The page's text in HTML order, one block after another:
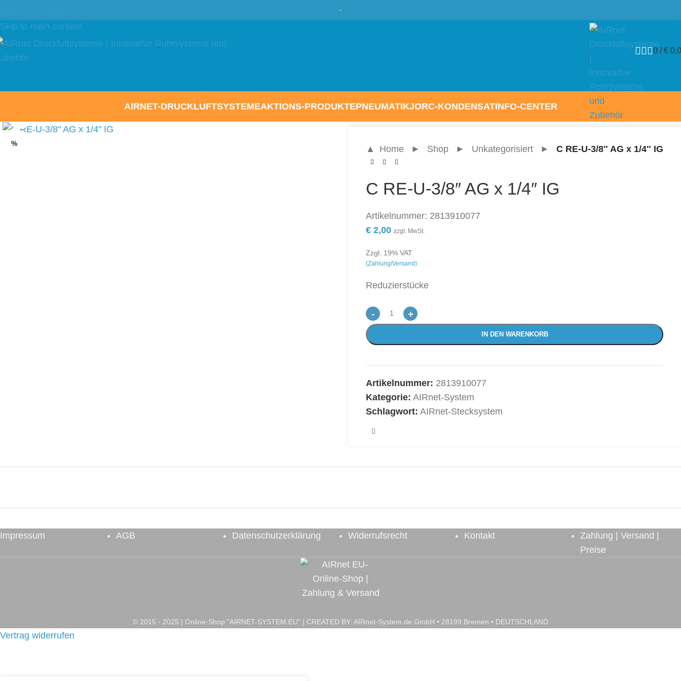
Skip to main content
-
0 / €
AIRNET-DRUCKLUFTSYSTEMEAKTIONS-PRODUKTEPNEUMATIKJORC-KONDENSATINFO-CENTER
%
▲ Home ► Shop ► Unkategorisiert ► C RE-U-3/8″ AG x 1/4″ IG
C RE-U-3/8″ AG x 1/4″ IG
Artikelnummer: 2813910077
€ 2,00 zzgl. MwSt.
Zzgl. 19% VAT
(Zahlung/Versand)
Reduzierstücke
- +
IN DEN WARENKORB
Artikelnummer: 2813910077
Kategorie: AIRnet-System
Schlagwort: AIRnet-Stecksystem
Impressum AGB Datenschutzerklärung Widerrufsrecht Kontakt
Zahlung | Versand |
Preise
© 2015 - 2025 | Online-Shop "AIRNET-SYSTEM.EU" | CREATED BY: AIRnet-System.de GmbH • 28199 Bremen • DEUTSCHLAND
Vertrag widerrufen